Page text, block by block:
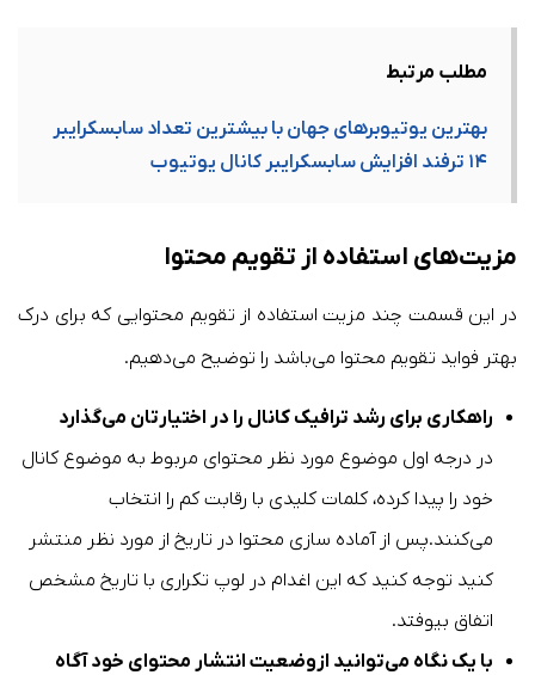
مطلب مرتبط
بهترین یوتیوبرهای جهان با بیشترین تعداد سابسکرایبر
۱۴ ترفند افزایش سابسکرایبر کانال یوتیوب
مزیت‌های استفاده از تقویم محتوا
در این قسمت چند مزیت استفاده از تقویم محتوایی که برای درک
بهتر فواید تقویم محتوا می‌باشد را توضیح می‌دهیم.
راهکاری برای رشد ترافیک کانال را در اختیارتان می‌گذارد
در درجه اول موضوع مورد نظر محتوای مربوط به موضوع کانال
خود را پیدا کرده، کلمات کلیدی با رقابت کم را انتخاب
می‌کنند.پس از آماده سازی محتوا در تاریخ از مورد نظر منتشر
کنید توجه کنید که این اغدام در لوپ تکراری با تاریخ مشخص
اتفاق بیوفتد.
با یک نگاه می‌توانید ازوضعیت انتشار محتوای خود آگاه